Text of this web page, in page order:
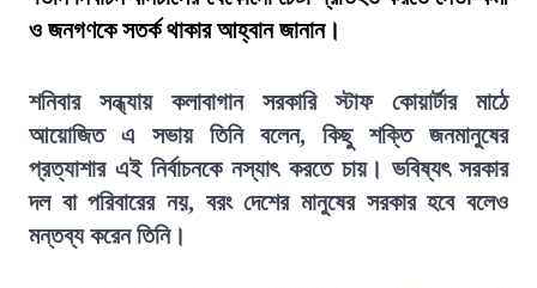
ও জনগণকে সতর্ক থাকার আহ্বান জানান।
শনিবার সন্ধ্যায় কলাবাগান সরকারি স্টাফ কোয়ার্টার মাঠে
আয়োজিত এ সভায় তিনি বলেন, কিছু শক্তি জনমানুষের
প্রত্যাশার এই নির্বাচনকে নস্যাৎ করতে চায়। ভবিষ্যৎ সরকার
দল বা পরিবারের নয়, বরং দেশের মানুষের সরকার হবে বলেও
মন্তব্য করেন তিনি।